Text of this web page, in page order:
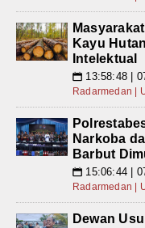
Kayu
Intelektual
📅 13:58:48 |
Radarmedan |
Narkoba
Barbut
📅 15:06:44 |
Radarmedan |
Dewan